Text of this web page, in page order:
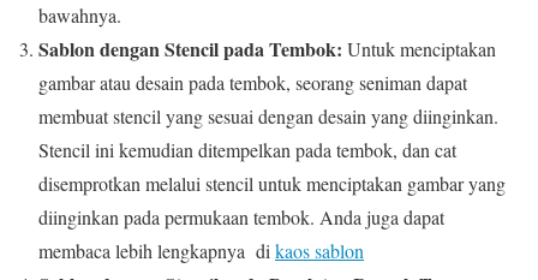
bawahnya.
Sablon dengan Stencil pada Tembok: Untuk menciptakan
gambar atau desain pada tembok, seorang seniman dapat
membuat stencil yang sesuai dengan desain yang diinginkan.
Stencil ini kemudian ditempelkan pada tembok, dan cat
disemprotkan melalui stencil untuk menciptakan gambar yang
diinginkan pada permukaan tembok. Anda juga dapat
membaca lebih lengkapnya di kaos sablon